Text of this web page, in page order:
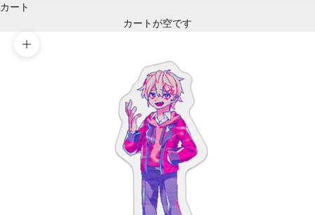
カート
カートが空です
ズームイン